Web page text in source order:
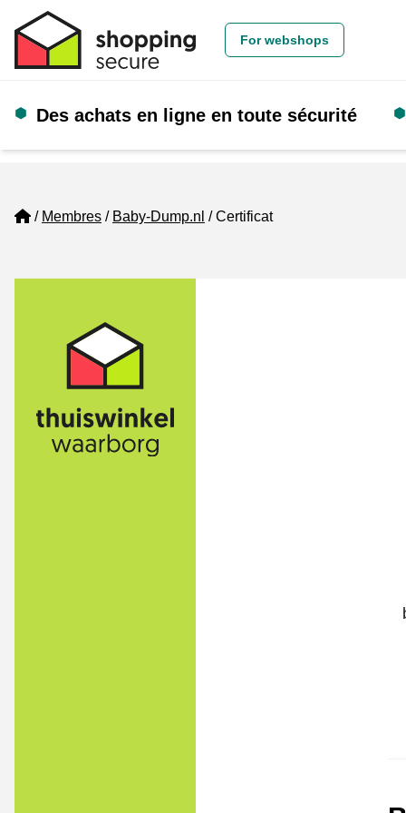
For webshops
Des achats en ligne en toute sécurité
Home
Membres Baby-Dump.nl Certificat